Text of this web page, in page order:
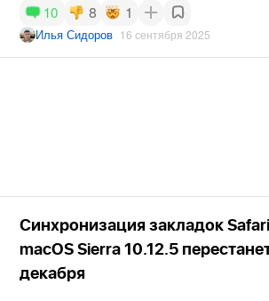
10 8 1
Илья Сидоров 16 сентября 2025
Синхронизация закладок Safari
macOS Sierra 10.12.5
декабря